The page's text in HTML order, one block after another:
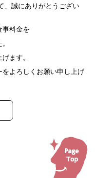
、誠にありがとうござい
事料金を
ます。
よろしくお願い申し上げ